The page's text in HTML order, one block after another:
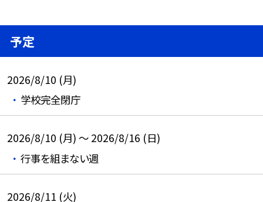
予定
2026/8/10 (月)
学校完全閉庁
2026/8/10 (月) ～ 2026/8/16 (日)
行事を組まない週
2026/8/11 (火)